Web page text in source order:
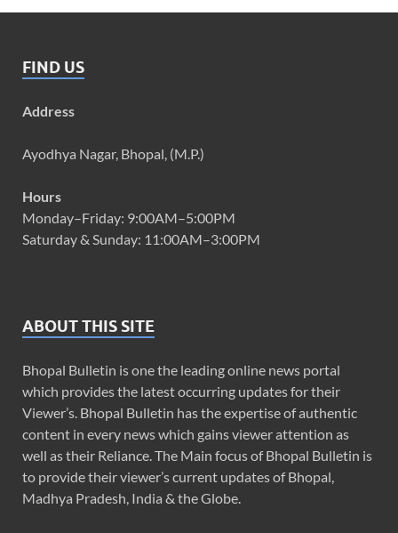
FIND US
Address
Ayodhya Nagar, Bhopal, (M.P.)
Hours
Monday–Friday: 9:00AM–5:00PM
Saturday & Sunday: 11:00AM–3:00PM
ABOUT THIS SITE
Bhopal Bulletin is one the leading online news portal
which provides the latest occurring updates for their
Viewer’s. Bhopal Bulletin has the expertise of authentic
content in every news which gains viewer attention as
well as their Reliance. The Main focus of Bhopal Bulletin is
to provide their viewer’s current updates of Bhopal,
Madhya Pradesh, India & the Globe.